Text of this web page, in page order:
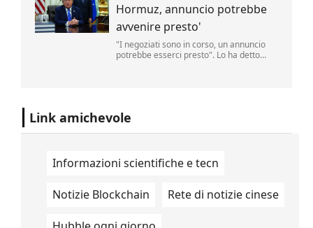
Hormuz, annuncio potrebbe
avvenire presto'
"I negoziati sono in corso, un annuncio
potrebbe esserci presto". Lo ha detto
Link amichevole
Informazioni scientifiche e tecn
Notizie Blockchain Rete di notizie cinese